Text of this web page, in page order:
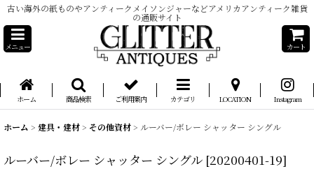
古い海外の紙ものやアンティークメイソンジャーなどアメリカアンティーク雑貨
の通販サイト
メニュー カート
ホーム 商品検索 ご利用案内 カテゴリ LOCATION Instagram
ホーム > 建具・建材> その他資材> ルーバー/ボレー シャッター シングル
ルーバー/ボレー シャッター シングル [20200401-19]